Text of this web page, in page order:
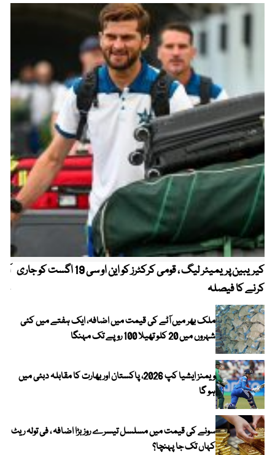
کیریبین پریمیئر لیگ ، قومی کرکٹرز کو این او سی 19 اگست کو جاری
کرنے کا فیصلہ
ملک بھر میں آٹے کی قیمت میں اضافہ، ایک ہفتے میں کئی
شہروں میں 20 کلو تھیلا 100 روپے تک مہنگا
ویمنز ایشیا کپ 2026، پاکستان اور بھارت کا مقابلہ دبئی میں
ہو گا
سونے کی قیمت میں مسلسل تیسرے روز بڑا اضافہ ، فی تولہ ریٹ
کہاں تک جا پہنچا؟